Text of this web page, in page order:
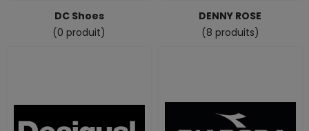
DC Shoes
(0 produit)
DENNY ROSE
(8 produits)